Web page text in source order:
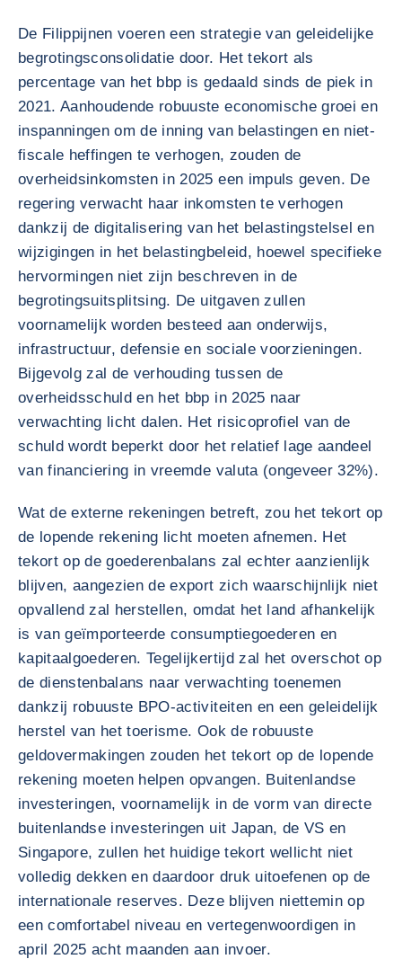
De Filippijnen voeren een strategie van geleidelijke
begrotingsconsolidatie door. Het tekort als
percentage van het bbp is gedaald sinds de piek in
2021. Aanhoudende robuuste economische groei en
inspanningen om de inning van belastingen en niet-
fiscale heffingen te verhogen, zouden de
overheidsinkomsten in 2025 een impuls geven. De
regering verwacht haar inkomsten te verhogen
dankzij de digitalisering van het belastingstelsel en
wijzigingen in het belastingbeleid, hoewel specifieke
hervormingen niet zijn beschreven in de
begrotingsuitsplitsing. De uitgaven zullen
voornamelijk worden besteed aan onderwijs,
infrastructuur, defensie en sociale voorzieningen.
Bijgevolg zal de verhouding tussen de
overheidsschuld en het bbp in 2025 naar
verwachting licht dalen. Het risicoprofiel van de
schuld wordt beperkt door het relatief lage aandeel
van financiering in vreemde valuta (ongeveer 32%).
Wat de externe rekeningen betreft, zou het tekort op
de lopende rekening licht moeten afnemen. Het
tekort op de goederenbalans zal echter aanzienlijk
blijven, aangezien de export zich waarschijnlijk niet
opvallend zal herstellen, omdat het land afhankelijk
is van geïmporteerde consumptiegoederen en
kapitaalgoederen. Tegelijkertijd zal het overschot op
de dienstenbalans naar verwachting toenemen
dankzij robuuste BPO-activiteiten en een geleidelijk
herstel van het toerisme. Ook de robuuste
geldovermakingen zouden het tekort op de lopende
rekening moeten helpen opvangen. Buitenlandse
investeringen, voornamelijk in de vorm van directe
buitenlandse investeringen uit Japan, de VS en
Singapore, zullen het huidige tekort wellicht niet
volledig dekken en daardoor druk uitoefenen op de
internationale reserves. Deze blijven niettemin op
een comfortabel niveau en vertegenwoordigen in
april 2025 acht maanden aan invoer.